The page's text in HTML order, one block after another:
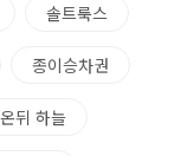
솔트룩스
종이승차권
뒤 하늘